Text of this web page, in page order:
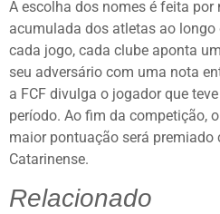
A escolha dos nomes é feita
acumulada dos atletas ao
cada jogo, cada clube aponta
seu adversário com uma nota
a FCF divulga o jogador que
período. Ao fim da competição,
maior pontuação será premiado
Catarinense.
Relacionado